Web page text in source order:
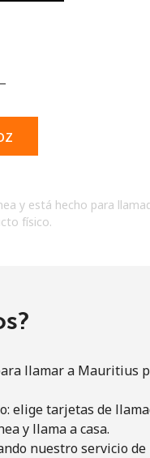
contraseña
y está hecho para
físico.
llamar a Mauritius
elige tarjetas de
y llama a casa.
nuestro servicio